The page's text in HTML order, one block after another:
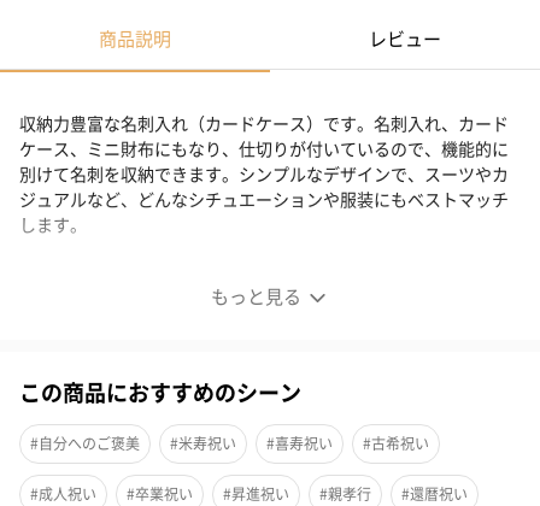
商品説明 レビュー
もっと見る
収納力豊富な名刺入れ（カードケース）です。名刺入れ、カード
ケース、ミニ財布にもなり、仕切りが付いているので、機能的に
別けて名刺を収納できます。シンプルなデザインで、スーツやカ
ジュアルなど、どんなシチュエーションや服装にもベストマッチ
します。
収納力豊富な名刺入れ（カードケース）
この商品におすすめのシーン
#自分へのご褒美 #米寿祝い #喜寿祝い #古希祝い
#成人祝い #卒業祝い #昇進祝い #親孝行 #還暦祝い